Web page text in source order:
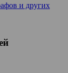
и других